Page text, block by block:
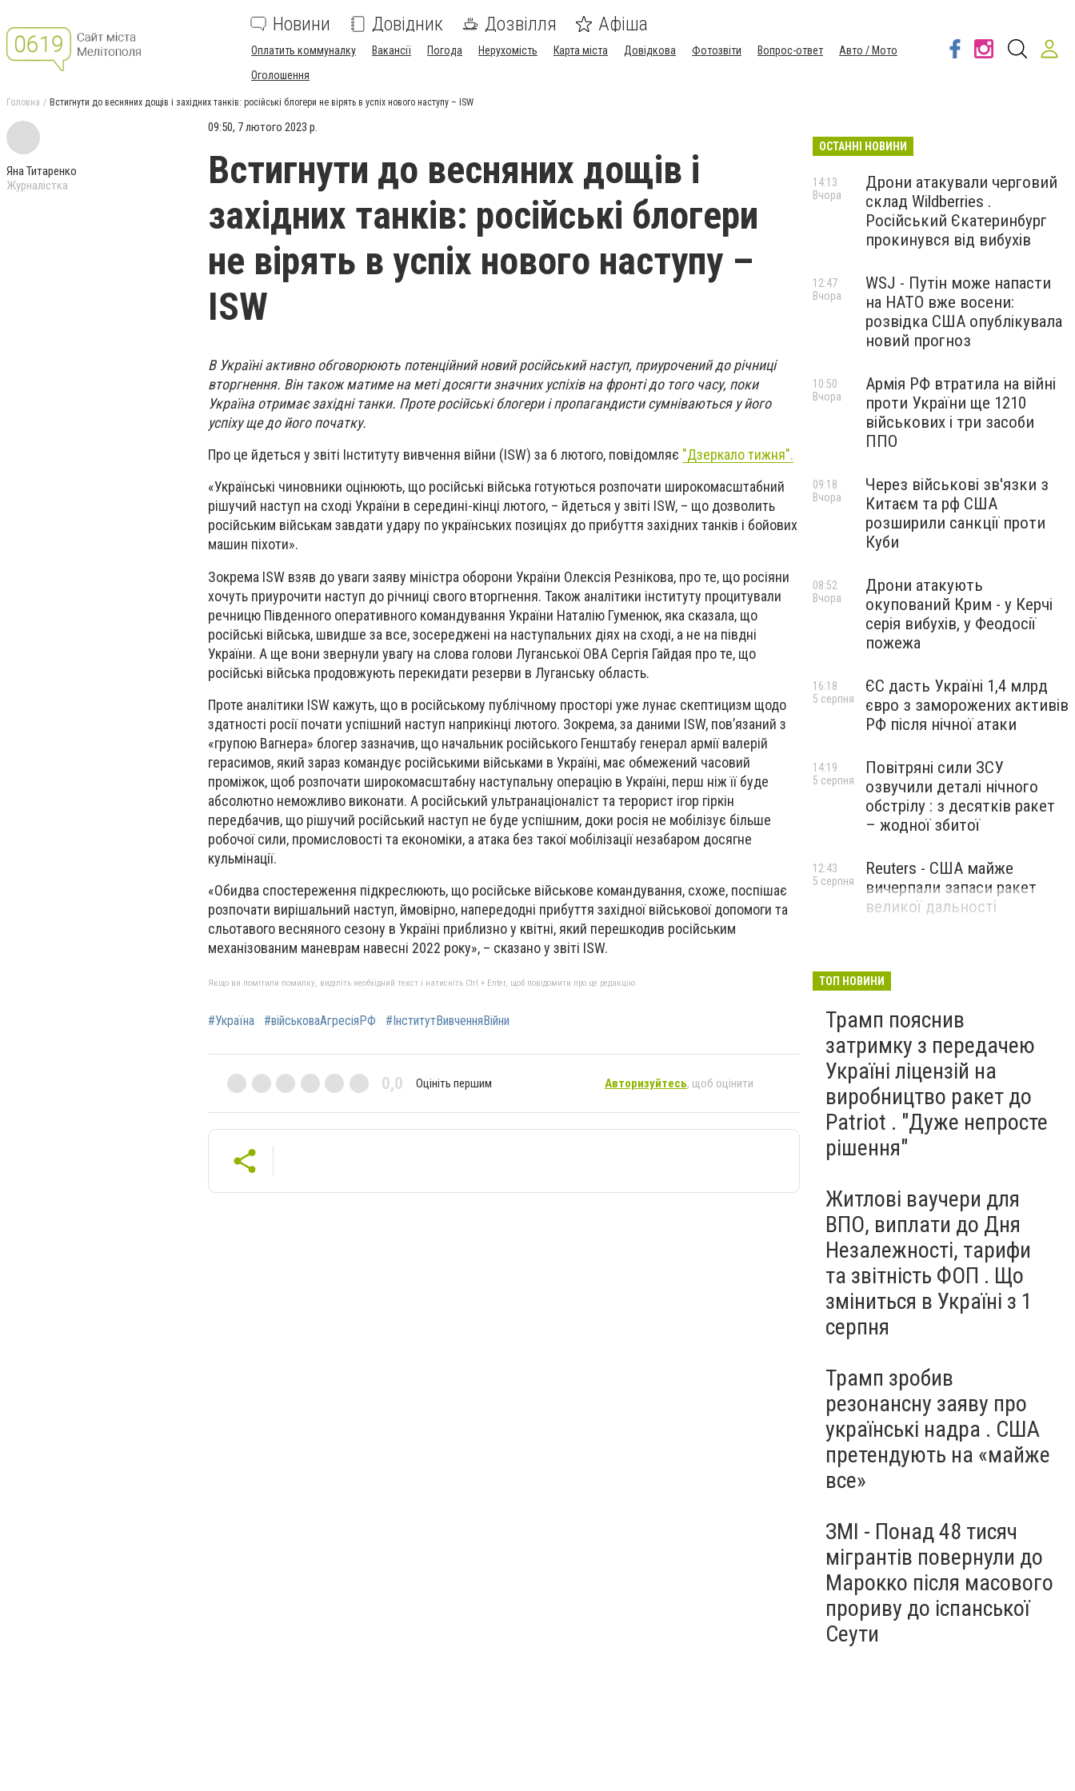
Новини Довідник Дозвілля Афіша
Оплатить коммуналку Вакансії Погода Нерухомість Карта міста Довідкова Фотозвіти Вопрос-ответ
Авто / Мото
Оголошення
Головна Встигнути до весняних дощів і західних танків: російські блогери не вірять в успіх нового наступу – ISW
Яна Титаренко
Журналістка
09:50, 7 лютого 2023 р.
Встигнути до весняних дощів і
західних танків: російські блогери
не вірять в успіх нового наступу –
ISW
В Україні активно обговорюють потенційний новий російський наступ, приурочений до річниці
вторгнення. Він також матиме на меті досягти значних успіхів на фронті до того часу, поки
Україна отримає західні танки. Проте російські блогери і пропагандисти сумніваються у його
успіху ще до його початку.
Про це йдеться у звіті Інституту вивчення війни (ISW) за 6 лютого, повідомляє "Дзеркало тижня".
«Українські чиновники оцінюють, що російські війська готуються розпочати широкомасштабний
рішучий наступ на сході України в середині-кінці лютого, – йдеться у звіті ISW, – що дозволить
російським військам завдати удару по українських позиціях до прибуття західних танків і бойових
машин піхоти».
Зокрема ISW взяв до уваги заяву міністра оборони України Олексія Резнікова, про те, що росіяни
хочуть приурочити наступ до річниці свого вторгнення. Також аналітики інституту процитували
речницю Південного оперативного командування України Наталію Гуменюк, яка сказала, що
російські війська, швидше за все, зосереджені на наступальних діях на сході, а не на півдні
України. А ще вони звернули увагу на слова голови Луганської ОВА Сергія Гайдая про те, що
російські війська продовжують перекидати резерви в Луганську область.
Проте аналітики ISW кажуть, що в російському публічному просторі уже лунає скептицизм щодо
здатності росії почати успішний наступ наприкінці лютого. Зокрема, за даними ISW, пов’язаний з
«групою Вагнера» блогер зазначив, що начальник російського Генштабу генерал армії валерій
герасимов, який зараз командує російськими військами в Україні, має обмежений часовий
проміжок, щоб розпочати широкомасштабну наступальну операцію в Україні, перш ніж її буде
абсолютно неможливо виконати. А російський ультранаціоналіст та терорист ігор гіркін
передбачив, що рішучий російський наступ не буде успішним, доки росія не мобілізує більше
робочої сили, промисловості та економіки, а атака без такої мобілізації незабаром досягне
кульмінації.
«Обидва спостереження підкреслюють, що російське військове командування, схоже, поспішає
розпочати вирішальний наступ, ймовірно, напередодні прибуття західної військової допомоги та
сльотавого весняного сезону в Україні приблизно у квітні, який перешкодив російським
механізованим маневрам навесні 2022 року», – сказано у звіті ISW.
Якщо ви помітили помилку, виділіть необхідний текст і натисніть Ctrl + Enter, щоб повідомити про це редакцію
#Україна #військоваАгресіяРФ #ІнститутВивченняВійни
0,0 Оцініть першим Авторизуйтесь, щоб оцінити
ОСТАННІ НОВИНИ
Дрони атакували черговий
склад Wildberries .
Російський Єкатеринбург
прокинувся від вибухів
14:13
Вчора
WSJ - Путін може напасти
на НАТО вже восени:
розвідка США опублікувала
новий прогноз
12:47
Вчора
Армія РФ втратила на війні
проти України ще 1210
військових і три засоби
ППО
10:50
Вчора
Через військові зв'язки з
Китаєм та рф США
розширили санкції проти
Куби
09:18
Вчора
Дрони атакують
окупований Крим - у Керчі
серія вибухів, у Феодосії
пожежа
08:52
Вчора
ЄС дасть Україні 1,4 млрд
євро з заморожених активів
РФ після нічної атаки
16:18
5 серпня
Повітряні сили ЗСУ
озвучили деталі нічного
обстрілу : з десятків ракет
– жодної збитої
14:19
5 серпня
Reuters - США майже
вичерпали запаси ракет
великої дальності
12:43
5 серпня
ТОП НОВИНИ
Трамп пояснив
затримку з передачею
Україні ліцензій на
виробництво ракет до
Patriot . "Дуже непросте
рішення"
Житлові ваучери для
ВПО, виплати до Дня
Незалежності, тарифи
та звітність ФОП . Що
зміниться в Україні з 1
серпня
Трамп зробив
резонансну заяву про
українські надра . США
претендують на «майже
все»
ЗМІ - Понад 48 тисяч
мігрантів повернули до
Марокко після масового
прориву до іспанської
Сеути